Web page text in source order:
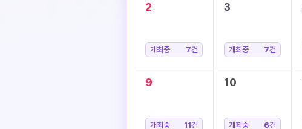
2
개최중 7건
3
개최중 7건
9
개최중 11건
10
개최중 6건